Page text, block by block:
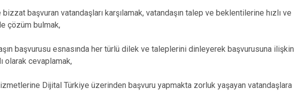
başvuran vatandaşları karşılamak, vatandaşın talep ve beklentilerine hızlı ve
çözüm bulmak,
başvurusu esnasında her türlü dilek ve taleplerini dinleyerek başvurusuna ilişkin
olarak cevaplamak,
Dijital Türkiye üzerinden başvuru yapmakta zorluk yaşayan vatandaşlara